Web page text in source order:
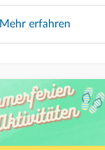
Mehr erfahren